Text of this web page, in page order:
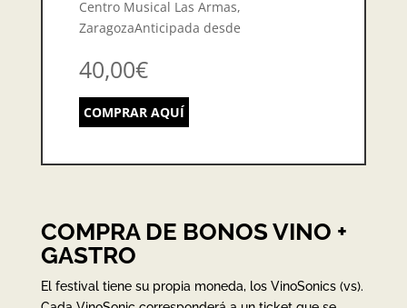
Centro Musical Las Armas,
ZaragozaAnticipada desde
40,00€
COMPRAR AQUÍ
COMPRA DE BONOS VINO +
GASTRO
El festival tiene su propia moneda, los VinoSonics (vs).